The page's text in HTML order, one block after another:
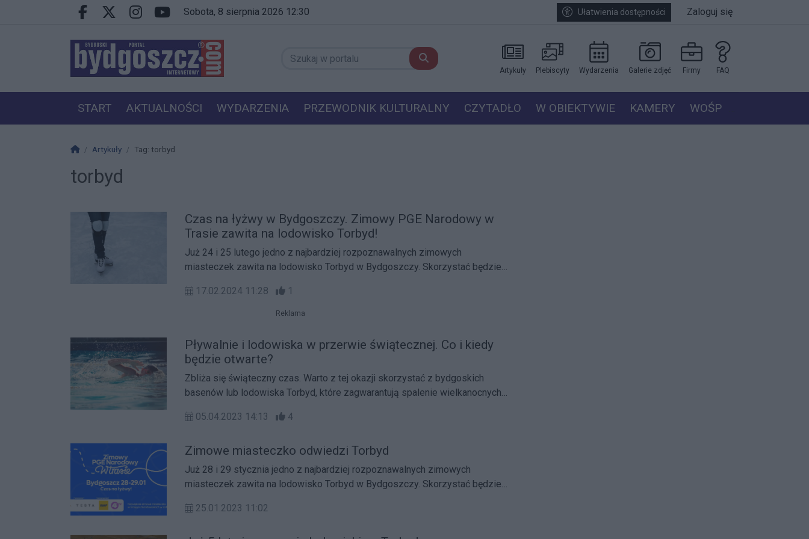
Przejdź do głównych treści
Przejdź do wyszukiwarki
Przejdź do głównego menu
Facebook.com
X.comInstagram.com
Youtube.com
sobota, 8 sierpnia 2026 12:30 Ułatwienia dostępności Zaloguj się
Artykuły Plebiscyty Wydarzenia Galerie zdjęć Firmy FAQ
START AKTUALNOŚCI WYDARZENIA PRZEWODNIK KULTURALNY CZYTADŁO W OBIEKTYWIE KAMERY WOŚP
Strona główna
Artykuły Tag: torbyd
torbyd
Czas na łyżwy w Bydgoszczy. Zimowy PGE Narodowy w
Trasie zawita na lodowisko Torbyd!
Już 24 i 25 lutego jedno z najbardziej rozpoznawalnych zimowych
miasteczek zawita na lodowisko Torbyd w Bydgoszczy. Skorzystać będzie
atrakcji dla wszystkich szukających miejskich, rodzinnych rozrywek podczas
17.02.2024 11:28 1
Reklama
Pływalnie i lodowiska w przerwie świątecznej. Co i kiedy
będzie otwarte?
Zbliża się świąteczny czas. Warto z tej okazji skorzystać z bydgoskich
basenów lub lodowiska Torbyd, które zagwarantują spalenie wielkanocnych
spędzić czas okołoświąteczny.
05.04.2023 14:13 4
Zimowe miasteczko odwiedzi Torbyd
Już 28 i 29 stycznia jedno z najbardziej rozpoznawalnych zimowych
miasteczek zawita na lodowisko Torbyd w Bydgoszczy. Skorzystać będzie
wszystkich szukających miejskich, rodzinnych rozrywek podczas ferii.
25.01.2023 11:02